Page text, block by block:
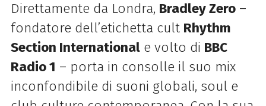
Direttamente da Londra, Bradley Zero–
fondatore dell’etichetta cult Rhythm
Section Internationale volto di BBC
Radio 1 – porta in consolle il suo mix
inconfondibile di suoni globali, soul e